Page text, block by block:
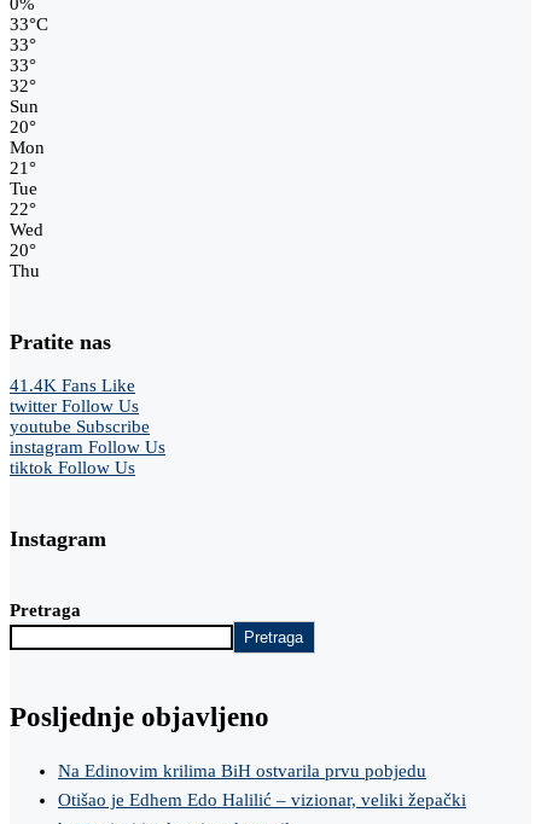
33°C
33°
33°
32°
Sun
20°
Mon
21°
Tue
22°
Wed
20°
Thu
Pratite nas
41.4K Fans Like
twitter Follow Us
youtube Subscribe
instagram Follow Us
tiktok Follow Us
Instagram
Pretraga
Pretraga
Posljednje objavljeno
Na Edinovim krilima BiH ostvarila prvu pobjedu
Otišao je Edhem Edo Halilić – vizionar, veliki žepački